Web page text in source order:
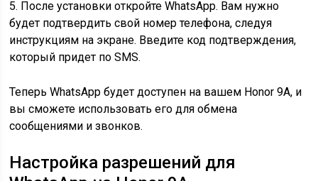
5. После установки откройте WhatsApp. Вам нужно
будет подтвердить свой номер телефона, следуя
инструкциям на экране. Введите код подтверждения,
который придет по SMS.
Теперь WhatsApp будет доступен на вашем Honor 9A, и
вы сможете использовать его для обмена
сообщениями и звонков.
Настройка разрешений для